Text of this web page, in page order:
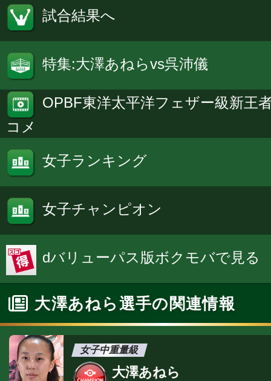
試合結果へ
特集:大澤あねらvs呉沛儀
OPBF東洋太平洋フェザー級新王
コメ
女子ランキング
女子チャンピオン
dバリューパス版ボクモバで見る
大澤あねら選手の関連情報
女子中重量級
大澤あねら